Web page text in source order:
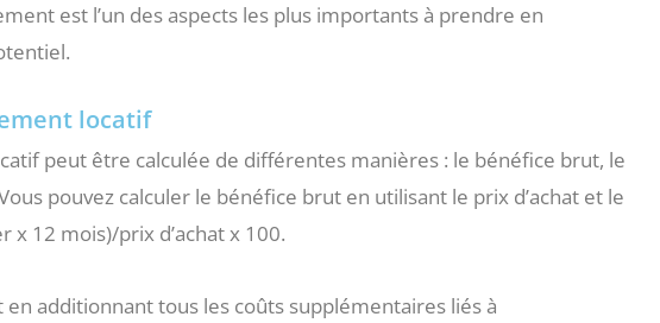
est l’un des aspects les plus importants à prendre en
locatif
peut être calculée de différentes manières : le bénéfice brut, le
pouvez calculer le bénéfice brut en utilisant le prix d’achat et le
12 mois)/prix d’achat x 100.
additionnant tous les coûts supplémentaires liés à